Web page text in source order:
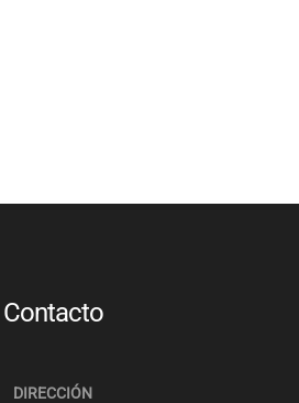
Contacto
DIRECCIÓN